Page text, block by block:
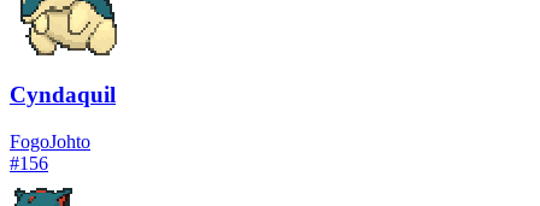
Cyndaquil
FogoJohto
#156